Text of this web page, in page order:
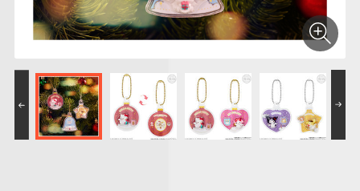
PROJECT R.E.D.・
スーパー戦隊シリー
ズ
ポケットモンスター
サンリオキャラクタ
ーズ
つりグミ SMPシリーズ キャラデコ